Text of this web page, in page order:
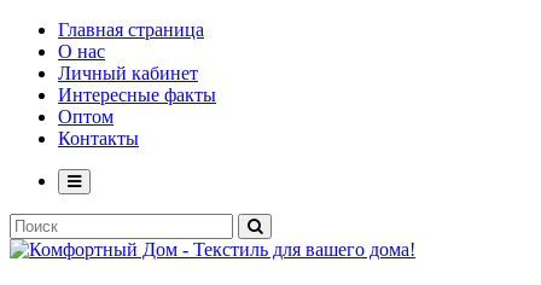
Главная страница
О нас
Личный кабинет
Интересные факты
Оптом
Контакты